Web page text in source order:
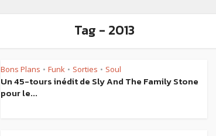
Tag - 2013
Bons Plans • Funk • Sorties • Soul
Un 45-tours inédit de Sly And The Family Stone
pour le...